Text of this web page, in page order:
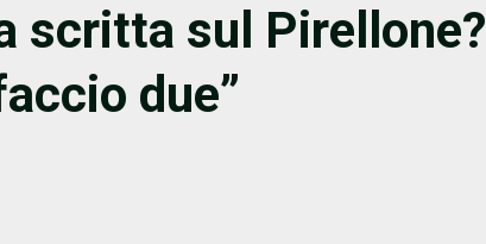
scritta sul Pirellone?
due”